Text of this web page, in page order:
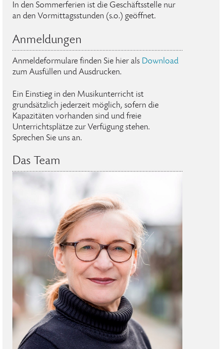
In den Sommerferien ist die Geschäftsstelle nur
an den Vormittagsstunden (s.o.) geöffnet.
Anmeldungen
Anmeldeformulare finden Sie hier als Download
zum Ausfüllen und Ausdrucken.
Ein Einstieg in den Musikunterricht ist
grundsätzlich jederzeit möglich, sofern die
Kapazitäten vorhanden sind und freie
Unterrichtsplätze zur Verfügung stehen.
Sprechen Sie uns an.
Das Team